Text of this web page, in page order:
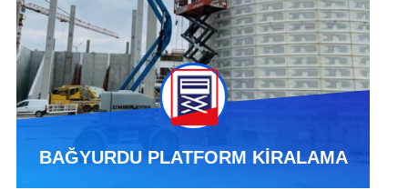
BAĞYURDU PLATFORM KİRALAMA